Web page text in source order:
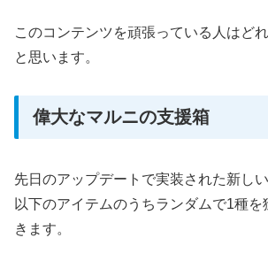
このコンテンツを頑張っている人はど
と思います。
偉大なマルニの支援箱
先日のアップデートで実装された新し
以下のアイテムのうちランダムで1種
きます。